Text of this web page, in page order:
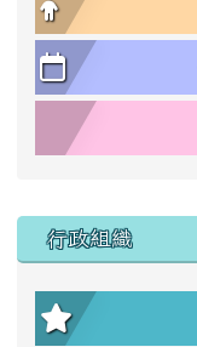
行政組織